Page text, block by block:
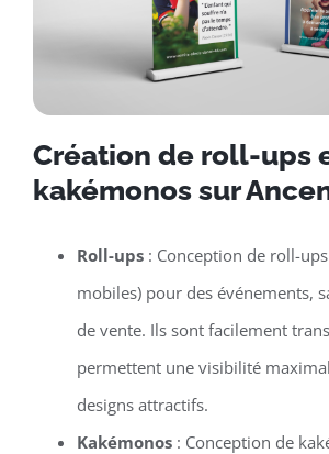
Création de roll-ups
kakémonos sur
Roll-ups: Conception de roll-
mobiles) pour des événements,
de vente. Ils sont facilement
permettent une visibilité
designs attractifs.
Kakémonos: Conception de